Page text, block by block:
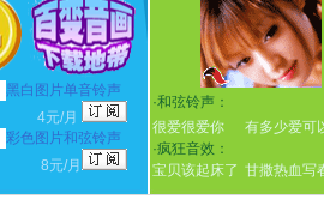
黑白图片单音铃声
4元/月
彩色图片和弦铃声
8元/月
·和弦铃声：
很爱很爱你
有多少爱可
·疯狂音效：
宝贝该起床了 甘撒热血写